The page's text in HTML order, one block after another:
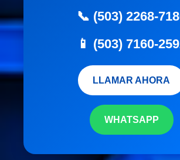
📞 (503) 2268-
📱 (503) 7160-
LLAMAR AHORA
WHATSAPP